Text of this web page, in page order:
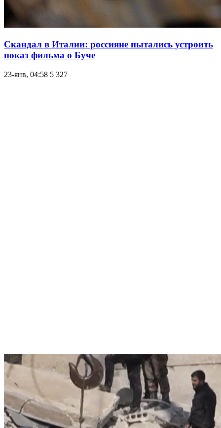
Скандал в Италии: россияне пытались устроить
показ фильма о Буче
23-янв, 04:58 5 327